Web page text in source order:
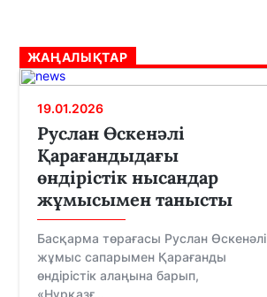
ЖАҢАЛЫҚТАР
19.01.2026
Руслан Өскенәлі
Қарағандыдағы
өндірістік нысандар
жұмысымен танысты
Басқарма төрағасы Руслан Өскенәлі
жұмыс сапарымен Қарағанды
өндірістік алаңына барып,
«Нұрқазғ...